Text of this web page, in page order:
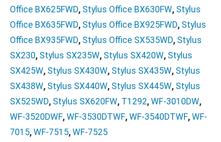
Office BX625FWD, Stylus Office BX630FW, Stylus
Office BX635FWD, Stylus Office BX925FWD, Stylus
Office BX935FWD, Stylus Office SX535WD, Stylus
SX230, Stylus SX235W, Stylus SX420W, Stylus
SX425W, Stylus SX430W, Stylus SX435W, Stylus
SX438W, Stylus SX440W, Stylus SX445W, Stylus
SX525WD, Stylus SX620FW, T1292, WF-3010DW,
WF-3520DWF, WF-3530DTWF, WF-3540DTWF, WF-
7015, WF-7515, WF-7525